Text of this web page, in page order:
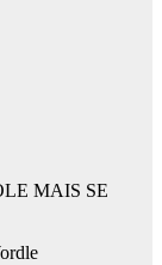
MAIS SE